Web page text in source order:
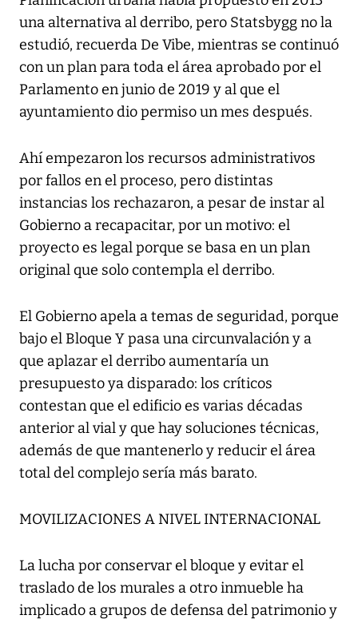
una alternativa al derribo, pero Statsbygg no la
estudió, recuerda De Vibe, mientras se continuó
con un plan para toda el área aprobado por el
Parlamento en junio de 2019 y al que el
ayuntamiento dio permiso un mes después.
Ahí empezaron los recursos administrativos
por fallos en el proceso, pero distintas
instancias los rechazaron, a pesar de instar al
Gobierno a recapacitar, por un motivo: el
proyecto es legal porque se basa en un plan
original que solo contempla el derribo.
El Gobierno apela a temas de seguridad, porque
bajo el Bloque Y pasa una circunvalación y a
que aplazar el derribo aumentaría un
presupuesto ya disparado: los críticos
contestan que el edificio es varias décadas
anterior al vial y que hay soluciones técnicas,
además de que mantenerlo y reducir el área
total del complejo sería más barato.
MOVILIZACIONES A NIVEL INTERNACIONAL
La lucha por conservar el bloque y evitar el
traslado de los murales a otro inmueble ha
implicado a grupos de defensa del patrimonio y